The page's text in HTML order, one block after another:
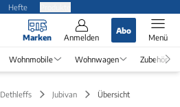
Hefte
Marken Anmelden
Abo
Menü
Wohnmobile Wohnwagen Zubehör
Dethleffs Jubivan Übersicht